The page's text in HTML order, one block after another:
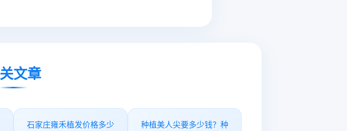
文章
石家庄雍禾植发价格多少
种植美人尖要多少钱？种